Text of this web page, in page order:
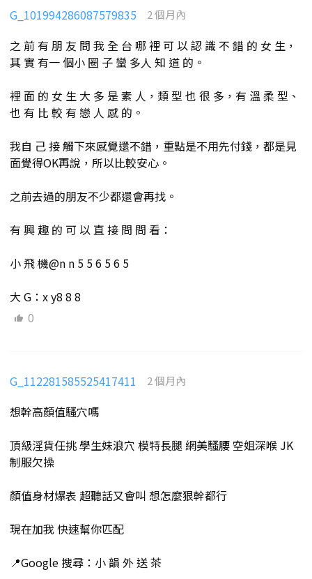
G_101994286087579835 2 個月內
之 前 有 朋 友 問 我 全 台 哪 裡 可 以 認 識 不 錯 的 女 生，
其 實 有一 個小 圈 子 蠻 多人 知 道 的。
裡 面 的 女 生 大 多 是 素 人，類 型 也 很 多，有 溫 柔 型、
也 有 比 較 有 戀 人 感 的。
我自 己 接 觸下來感覺還不錯，重點是不用先付錢，都是見
面覺得OK再說，所以比較安心。
之前去過的朋友不少都還會再找。
有 興 趣 的 可 以 直 接 問 問 看：
小 飛 機@n n 5 5 6 5 6 5
大 G：x y8 8 8
0
G_112281585525417411 2 個月內
想幹高顏值騷穴嗎
頂級淫貨任挑 學生妹浪穴 模特長腿 網美騷腰 空姐深喉 JK
制服欠操
顏值身材爆表 超聽話又會叫 想怎麼狠幹都行
現在加我 快速幫你匹配
📍Google 搜尋：小 韻 外 送 茶